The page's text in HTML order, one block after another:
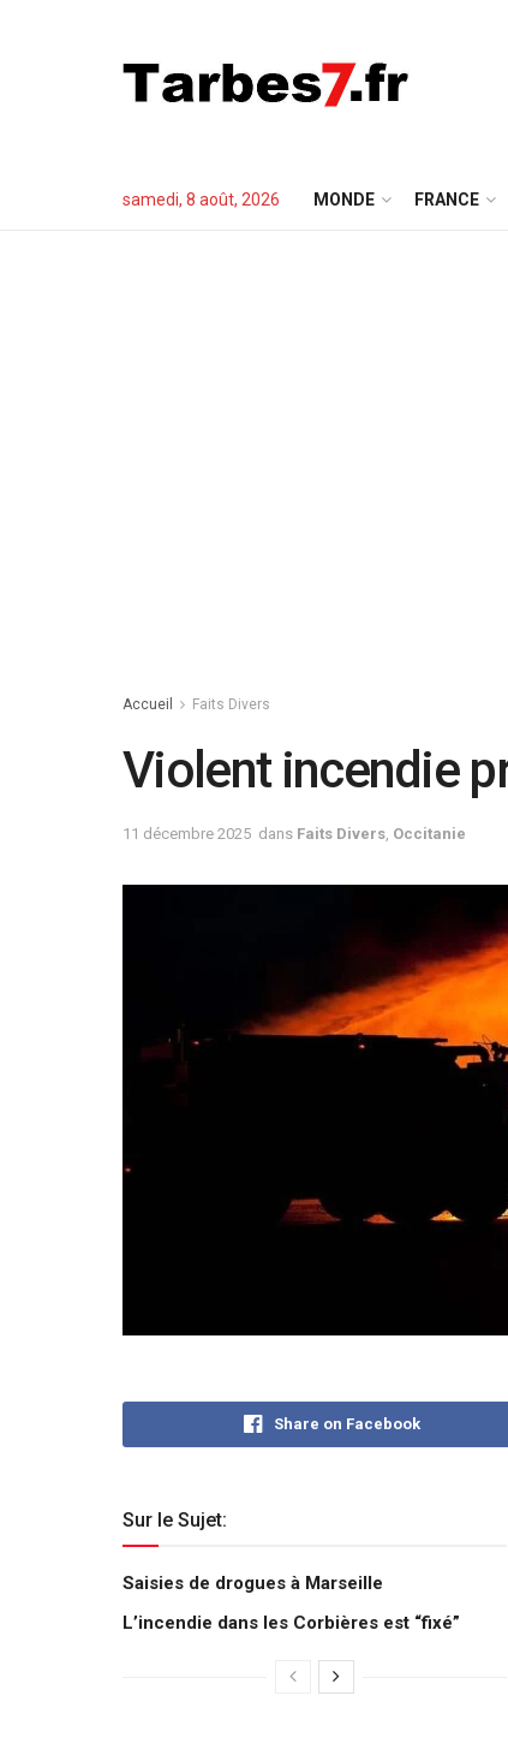
samedi, 8 août, 2026 MONDE FRANCE
Accueil Faits Divers
Violent incendie
11 décembre 2025 dans Faits Divers Occitanie
Share on Facebook
Sur le Sujet:
Saisies de drogues à Marseille
L’incendie dans les Corbières est “fixé”